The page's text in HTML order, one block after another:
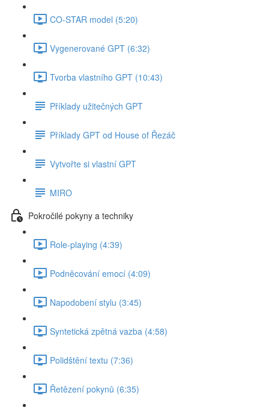
CO-STAR model (5:20)
Vygenerované GPT (6:32)
Tvorba vlastního GPT (10:43)
Příklady užitečných GPT
Příklady GPT od House of Řezáč
Vytvořte si vlastní GPT
MIRO
Pokročilé pokyny a techniky
Role-playing (4:39)
Podněcování emocí (4:09)
Napodobení stylu (3:45)
Syntetická zpětná vazba (4:58)
Polidštění textu (7:36)
Řetězení pokynů (6:35)